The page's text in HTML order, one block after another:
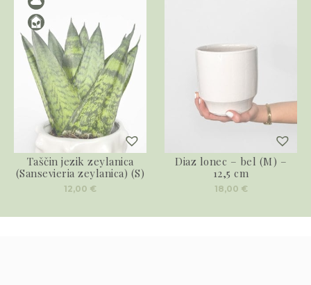
Taščin jezik zeylanica
(Sansevieria zeylanica) (S)
12,00 €
Diaz lonec – bel (M) –
12,5 cm
18,00 €